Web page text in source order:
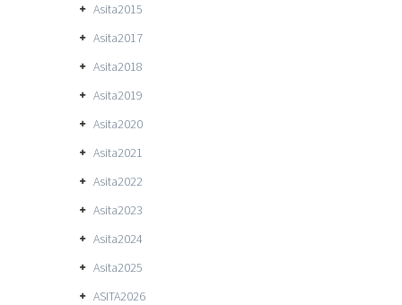
Asita2015
Asita2017
Asita2018
Asita2019
Asita2020
Asita2021
Asita2022
Asita2023
Asita2024
Asita2025
ASITA2026